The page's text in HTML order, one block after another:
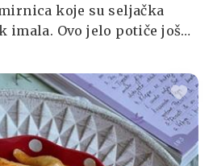
koje su seljačka
imala. Ovo jelo potiče još
osnovnih i tradicionalnih